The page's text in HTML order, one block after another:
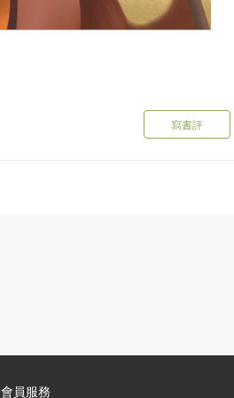
寫書評
會員服務